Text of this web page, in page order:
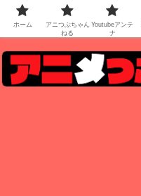
ホーム
アニつぶちゃん
ねる
Youtubeアンテ
ナ